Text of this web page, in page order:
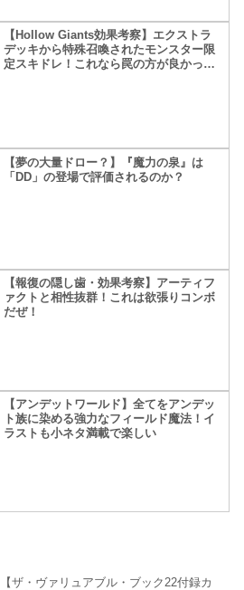
【Hollow Giants効果考察】エクストラ
デッキから特殊召喚されたモンスター限
定スキドレ！これなら罠の方が良かった
【夢の大量ドロー？】『魔力の泉』は
「DD」の登場で評価されるのか？
【報復の隠し歯・効果考察】アーティフ
ァクトと相性抜群！これは欲張りコンボ
だぜ！
【アンデットワールド】全てをアンデッ
ト族に染める強力なフィールド魔法！イ
ラストも小ネタ満載で楽しい
【ザ・ヴァリュアブル・ブック22付録カ